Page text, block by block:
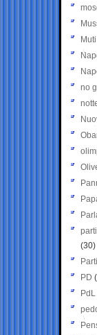
Muti
no
(30)
PD
PdL